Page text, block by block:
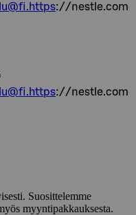
://nestle.com
://nestle.com
Suosittelemme
myyntipakkauksesta.